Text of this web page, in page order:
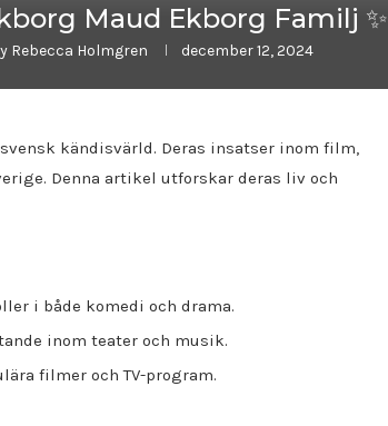
Maud Ekborg Familj ✨
Rebecca Holmgren december 12, 2024
kändisvärld. Deras insatser inom film,
Denna artikel utforskar deras liv och
i både komedi och drama.
inom teater och musik.
filmer och TV-program.